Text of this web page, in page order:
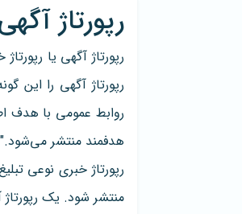
رپورتاژ
رپورتاژ آگهی را این
روابط عمومی با هدف
هدفمند منتشر می‌‌شود."
رپورتاژ خبری نوعی
منتشر شود. یک